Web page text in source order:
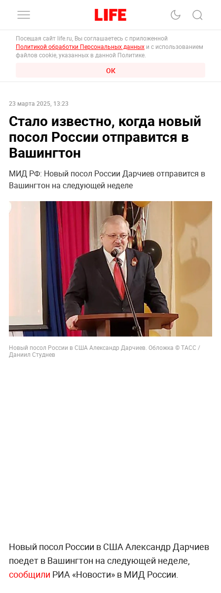
Посещая сайт life.ru, Вы соглашаетесь с приложенной
Политикой обработки Персональных данных и с использованием
файлов cookie, указанных в данной Политике.
ОК
23 марта 2025, 13:23
Стало известно, когда новый
посол России отправится в
Вашингтон
МИД РФ: Новый посол России Дарчиев отправится в
Вашингтон на следующей неделе
Новый посол России в США Александр Дарчиев. Обложка © ТАСС /
Даниил Студнев
Новый посол России в США Александр Дарчиев
поедет в Вашингтон на следующей неделе,
сообщили РИА «Новости» в МИД России.